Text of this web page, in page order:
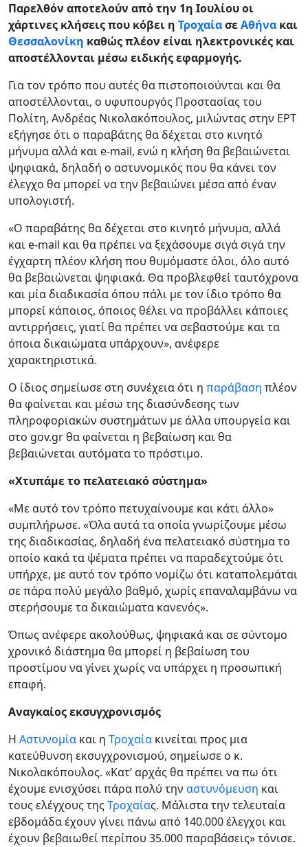
Παρελθόν αποτελούν από την 1η Ιουλίου οι
χάρτινες κλήσεις που κόβει η ΤροχαίασεΑθήνα και
Θεσσαλονίκη καθώς πλέον είναι ηλεκτρονικές και
αποστέλλονται μέσω ειδικής εφαρμογής.
Για τον τρόπο που αυτές θα πιστοποιούνται και θα
αποστέλλονται, ο υφυπουργός Προστασίας του
Πολίτη, Ανδρέας Νικολακόπουλος, μιλώντας στην ΕΡΤ
εξήγησε ότι ο παραβάτης θα δέχεται στο κινητό
μήνυμα αλλά και e-mail, ενώ η κλήση θα βεβαιώνεται
ψηφιακά, δηλαδή ο αστυνομικός που θα κάνει τον
έλεγχο θα μπορεί να την βεβαιώνει μέσα από έναν
υπολογιστή.
«Ο παραβάτης θα δέχεται στο κινητό μήνυμα, αλλά
και e-mail και θα πρέπει να ξεχάσουμε σιγά σιγά την
έγχαρτη πλέον κλήση που θυμόμαστε όλοι, όλο αυτό
θα βεβαιώνεται ψηφιακά. Θα προβλεφθεί ταυτόχρονα
και μία διαδικασία όπου πάλι με τον ίδιο τρόπο θα
μπορεί κάποιος, όποιος θέλει να προβάλλει κάποιες
αντιρρήσεις, γιατί θα πρέπει να σεβαστούμε και τα
όποια δικαιώματα υπάρχουν», ανέφερε
χαρακτηριστικά.
Ο ίδιος σημείωσε στη συνέχεια ότι η παράβαση πλέον
θα φαίνεται και μέσω της διασύνδεσης των
πληροφοριακών συστημάτων με άλλα υπουργεία και
στο gov.gr θα φαίνεται η βεβαίωση και θα
βεβαιώνεται αυτόματα το πρόστιμο.
«Χτυπάμε το πελατειακό σύστημα»
«Με αυτό τον τρόπο πετυχαίνουμε και κάτι άλλο»
συμπλήρωσε. «Όλα αυτά τα οποία γνωρίζουμε μέσω
της διαδικασίας, δηλαδή ένα πελατειακό σύστημα το
οποίο κακά τα ψέματα πρέπει να παραδεχτούμε ότι
υπήρχε, με αυτό τον τρόπο νομίζω ότι καταπολεμάται
σε πάρα πολύ μεγάλο βαθμό, χωρίς επαναλαμβάνω να
στερήσουμε τα δικαιώματα κανενός».
Όπως ανέφερε ακολούθως, ψηφιακά και σε σύντομο
χρονικό διάστημα θα μπορεί η βεβαίωση του
προστίμου να γίνει χωρίς να υπάρχει η προσωπική
επαφή.
Αναγκαίος εκσυγχρονισμός
Η Αστυνομία και η Τροχαία κινείται προς μια
κατεύθυνση εκσυγχρονισμού, σημείωσε ο κ.
Νικολακόπουλος. «Κατ’ αρχάς θα πρέπει να πω ότι
έχουμε ενισχύσει πάρα πολύ την αστυνόμευση και
τους ελέγχους τηςΤροχαίας. Μάλιστα την τελευταία
εβδομάδα έχουν γίνει πάνω από 140.000 έλεγχοι και
έχουν βεβαιωθεί περίπου 35.000 παραβάσεις» τόνισε.